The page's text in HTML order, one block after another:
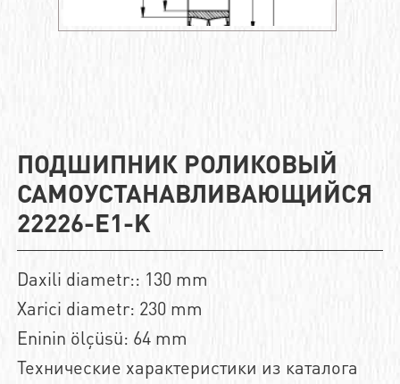
ПОДШИПНИК РОЛИКОВЫЙ
САМОУСТАНАВЛИВАЮЩИЙСЯ
22226-E1-K
Daxili diametr:: 130 mm
Xarici diametr: 230 mm
Eninin ölçüsü: 64 mm
Технические характеристики из каталога